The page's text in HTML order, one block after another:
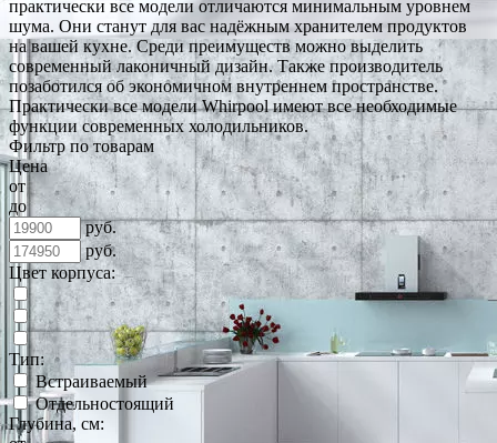
практически все модели отличаются минимальным уровнем
шума. Они станут для вас надёжным хранителем продуктов
на вашей кухне. Среди преимуществ можно выделить
современный лаконичный дизайн. Также производитель
позаботился об экономичном внутреннем пространстве.
Практически все модели Whirpool имеют все необходимые
функции современных холодильников.
Фильтр по товарам
Цена
от
до
руб.
руб.
Цвет корпуса:
Тип:
Встраиваемый
Отдельностоящий
Глубина, см: